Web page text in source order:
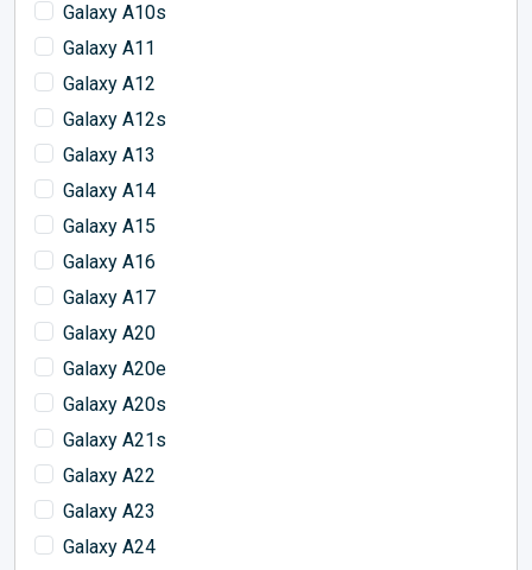
Galaxy A10s
Galaxy A11
Galaxy A12
Galaxy A12s
Galaxy A13
Galaxy A14
Galaxy A15
Galaxy A16
Galaxy A17
Galaxy A20
Galaxy A20e
Galaxy A20s
Galaxy A21s
Galaxy A22
Galaxy A23
Galaxy A24